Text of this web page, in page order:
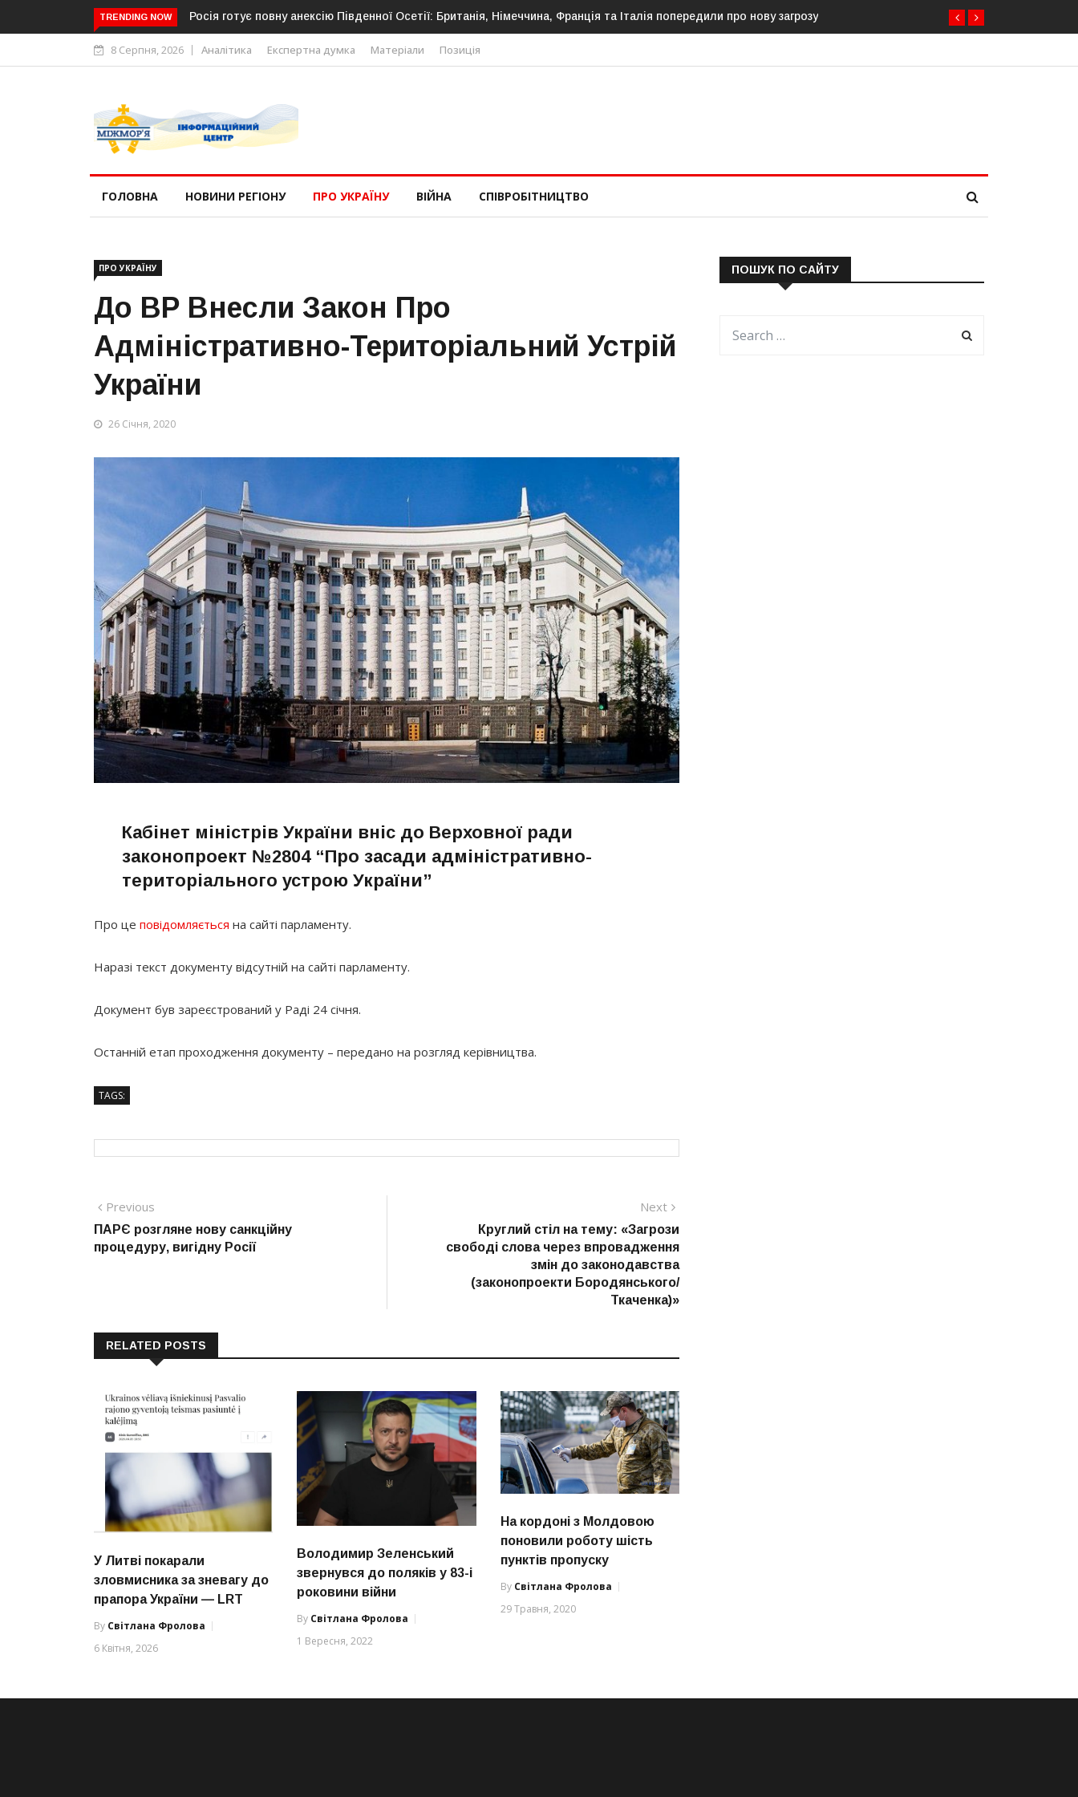
TRENDING NOW Росія готує повну анексію Південної Осетії: Британія, Німеччина, Франція та Італія попередили про нову загрозу
8 Серпня, 2026 Аналітика Експертна думка Матеріали Позиція
ГОЛОВНА НОВИНИ РЕГІОНУ ПРО УКРАЇНУ ВІЙНА СПІВРОБІТНИЦТВО
ПРО УКРАЇНУ
До ВР Внесли Закон Про
Адміністративно-Територіальний Устрій
України
26 Січня, 2020
Кабінет міністрів України вніс до Верховної ради
законопроект №2804 “Про засади адміністративно-
територіального устрою України”
Про це повідомляється на сайті парламенту.
Наразі текст документу відсутній на сайті парламенту.
Документ був зареєстрований у Раді 24 січня.
Останній етап проходження документу – передано на розгляд керівництва.
TAGS:
Навігація
записів
Previous
post:
ПАРЄ розгляне нову санкційну
процедуру, вигідну Росії
Next
Круглий стіл на тему: «Загрози
свободі слова через впровадження
змін до законодавства
(законопроекти Бородянського/
Ткаченка)»
RELATED POSTS
У Литві покарали
зловмисника за зневагу до
прапора України — LRT
By Світлана Фролова
6 Квітня, 2026
Володимир Зеленський
звернувся до поляків у 83-і
роковини війни
By Світлана Фролова
1 Вересня, 2022
На кордоні з Молдовою
поновили роботу шість
пунктів пропуску
By Світлана Фролова
29 Травня, 2020
ПОШУК ПО САЙТУ